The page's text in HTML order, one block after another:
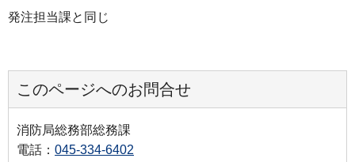
発注担当課と同じ
このページへのお問合せ
消防局総務部総務課
電話： 045-334-6402